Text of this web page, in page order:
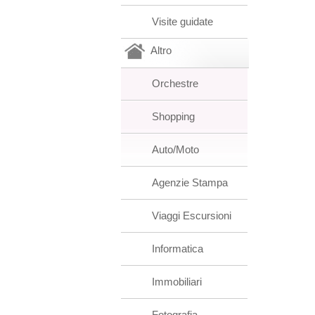
Visite guidate
Altro
Orchestre
Shopping
Auto/Moto
Agenzie Stampa
Viaggi Escursioni
Informatica
Immobiliari